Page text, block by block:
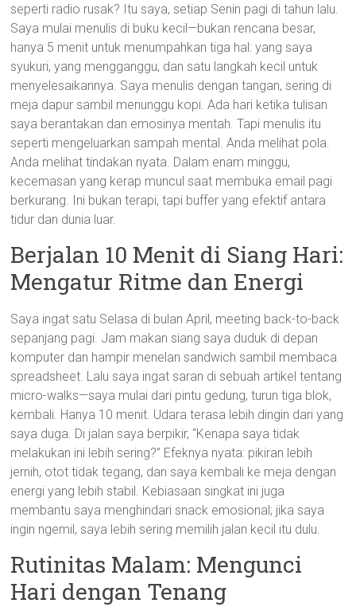
seperti radio rusak? Itu saya, setiap Senin pagi di tahun lalu.
Saya mulai menulis di buku kecil—bukan rencana besar,
hanya 5 menit untuk menumpahkan tiga hal: yang saya
syukuri, yang mengganggu, dan satu langkah kecil untuk
menyelesaikannya. Saya menulis dengan tangan, sering di
meja dapur sambil menunggu kopi. Ada hari ketika tulisan
saya berantakan dan emosinya mentah. Tapi menulis itu
seperti mengeluarkan sampah mental. Anda melihat pola.
Anda melihat tindakan nyata. Dalam enam minggu,
kecemasan yang kerap muncul saat membuka email pagi
berkurang. Ini bukan terapi, tapi buffer yang efektif antara
tidur dan dunia luar.
Berjalan 10 Menit di Siang Hari:
Mengatur Ritme dan Energi
Saya ingat satu Selasa di bulan April, meeting back-to-back
sepanjang pagi. Jam makan siang saya duduk di depan
komputer dan hampir menelan sandwich sambil membaca
spreadsheet. Lalu saya ingat saran di sebuah artikel tentang
micro-walks—saya mulai dari pintu gedung, turun tiga blok,
kembali. Hanya 10 menit. Udara terasa lebih dingin dari yang
saya duga. Di jalan saya berpikir, “Kenapa saya tidak
melakukan ini lebih sering?” Efeknya nyata: pikiran lebih
jernih, otot tidak tegang, dan saya kembali ke meja dengan
energi yang lebih stabil. Kebiasaan singkat ini juga
membantu saya menghindari snack emosional; jika saya
ingin ngemil, saya lebih sering memilih jalan kecil itu dulu.
Rutinitas Malam: Mengunci
Hari dengan Tenang